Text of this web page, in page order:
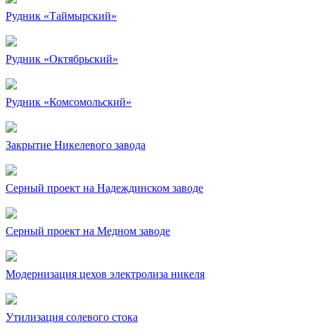
Рудник «Таймырский»
Рудник «Октябрьский»
Рудник «Комсомольский»
Закрытие Никелевого завода
Серный проект на Надеждинском заводе
Серный проект на Медном заводе
Модернизация цехов электролиза никеля
Утилизация солевого стока